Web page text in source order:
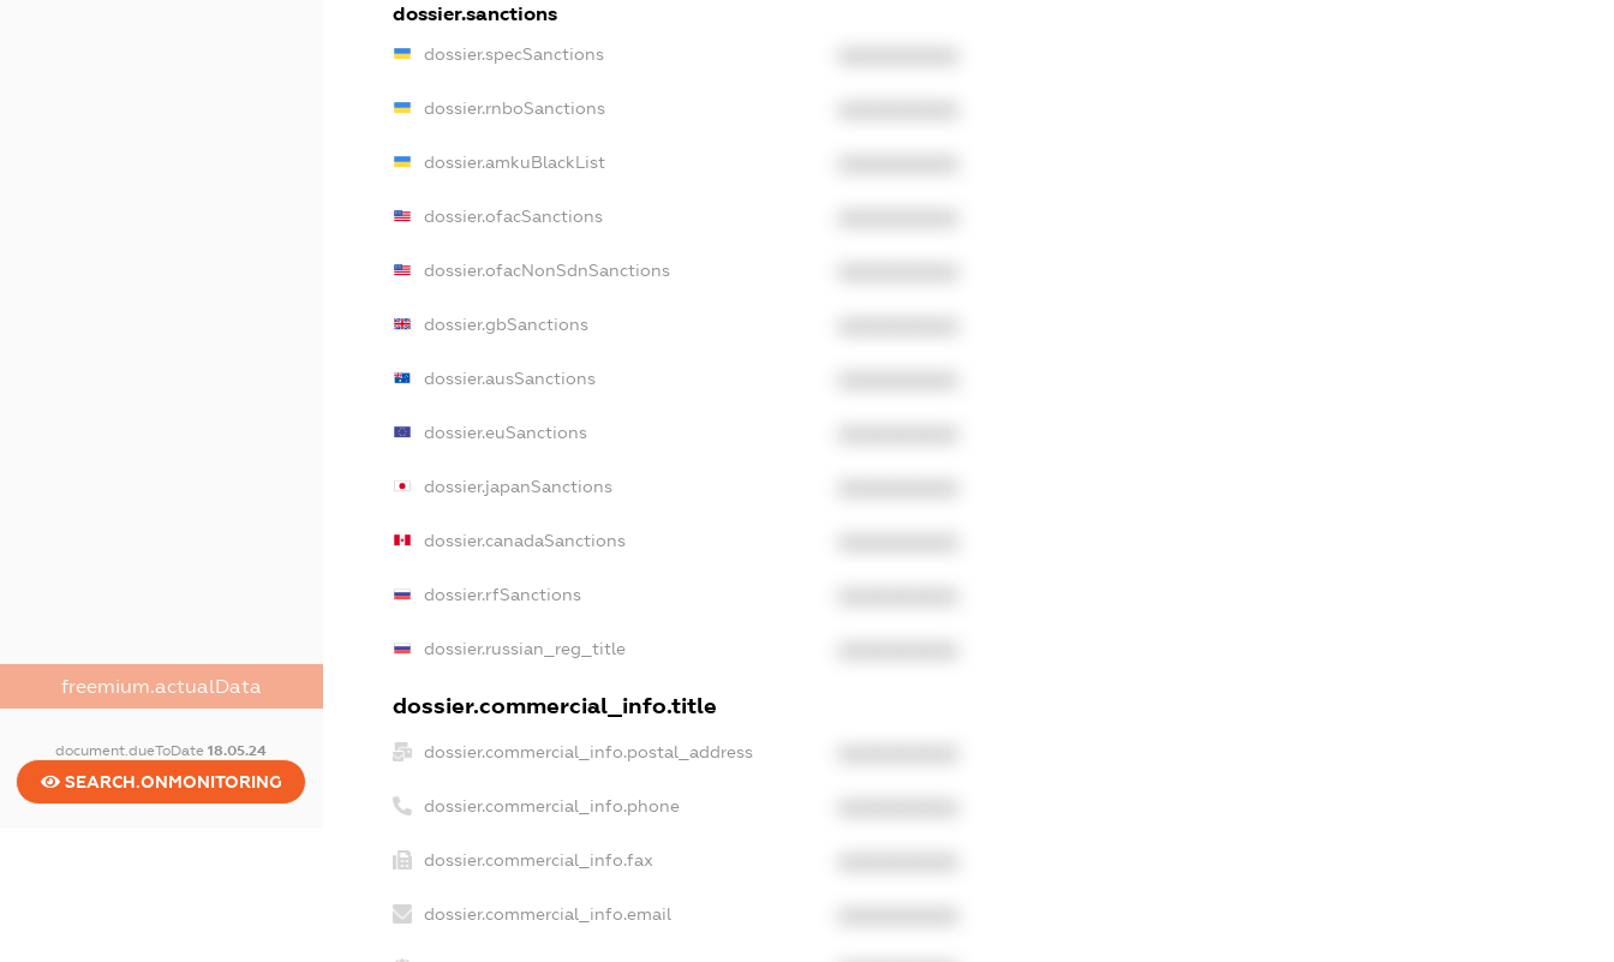
freemium.actualData
document.dueToDate18.05.24
SEARCH.ONMONITORING
dossier.sanctions
dossier.specSanctions
dossier.rnboSanctions
dossier.amkuBlackList
dossier.ofacSanctions
dossier.ofacNonSdnSanctions
dossier.gbSanctions
dossier.ausSanctions
dossier.euSanctions
dossier.japanSanctions
dossier.canadaSanctions
dossier.rfSanctions
dossier.russian_reg_title
dossier.commercial_info.title
dossier.commercial_info.postal_address
dossier.commercial_info.phone
dossier.commercial_info.fax
dossier.commercial_info.email